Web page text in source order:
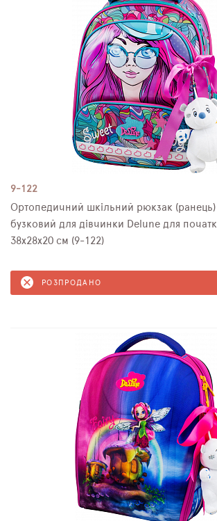
9-122
Ортопедичний шкільний рюкзак
бузковий для дівчинки Delune для
38х28х20 см (9-122)
РОЗПРОДАНО